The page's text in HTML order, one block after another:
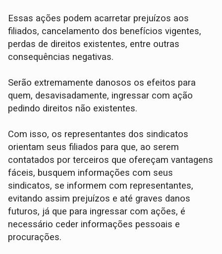
Essas ações podem acarretar prejuízos aos
filiados, cancelamento dos benefícios vigentes,
perdas de direitos existentes, entre outras
consequências negativas.
Serão extremamente danosos os efeitos para
quem, desavisadamente, ingressar com ação
pedindo direitos não existentes.
Com isso, os representantes dos sindicatos
orientam seus filiados para que, ao serem
contatados por terceiros que ofereçam vantagens
fáceis, busquem informações com seus
sindicatos, se informem com representantes,
evitando assim prejuízos e até graves danos
futuros, já que para ingressar com ações, é
necessário ceder informações pessoais e
procurações.